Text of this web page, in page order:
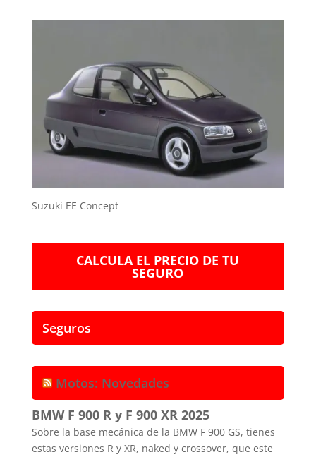
Suzuki EE Concept
CALCULA EL PRECIO DE TU
SEGURO
Seguros
Motos: Novedades
BMW F 900 R y F 900 XR 2025
Sobre la base mecánica de la BMW F 900 GS, tienes
estas versiones R y XR, naked y crossover, que este